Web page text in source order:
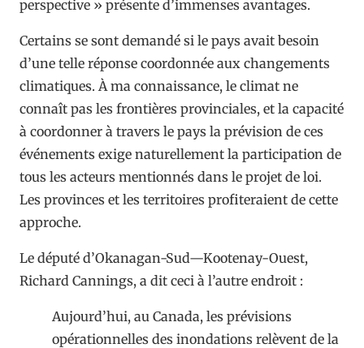
perspective » présente d’immenses avantages.
Certains se sont demandé si le pays avait besoin
d’une telle réponse coordonnée aux changements
climatiques. À ma connaissance, le climat ne
connaît pas les frontières provinciales, et la capacité
à coordonner à travers le pays la prévision de ces
événements exige naturellement la participation de
tous les acteurs mentionnés dans le projet de loi.
Les provinces et les territoires profiteraient de cette
approche.
Le député d’Okanagan-Sud—Kootenay-Ouest,
Richard Cannings, a dit ceci à l’autre endroit :
Aujourd’hui, au Canada, les prévisions
opérationnelles des inondations relèvent de la